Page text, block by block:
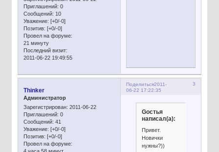
Приглашений: 0
Сообщений: 10
Уважение: [+0/-0]
Позитив: [+0/-0]
Провел на форуме:
21 минуту
Последний визит:
2011-06-22 19:49:55
Поделиться 3
2011-
06-22 17:22:35
Thinker
Администратор
Зарегистрирован: 2011-06-22
Приглашений: 0
Сообщений: 41
Уважение: [+0/-0]
Позитив: [+0/-0]
Провел на форуме:
Gостья
написал(а):
Привет.
Новички
нужны?))